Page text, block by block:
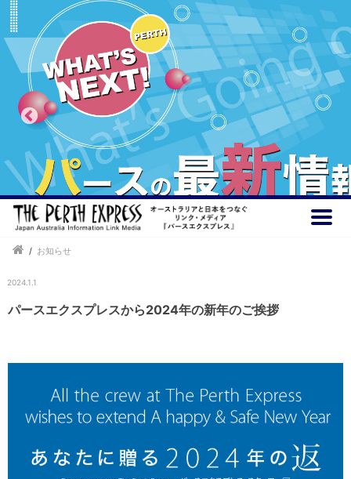
/ お知らせ
2024.1.1
パースエクスプレスから2024年の新年のご挨拶